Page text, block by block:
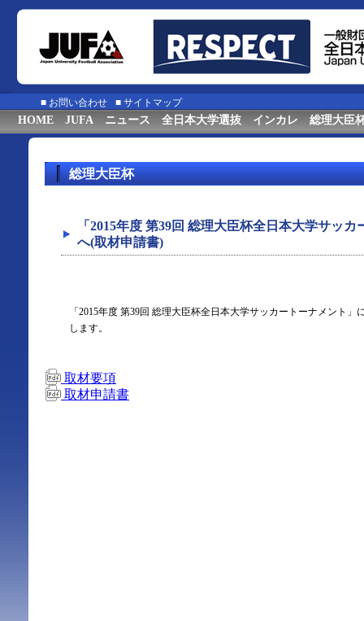
■ お問い合わせ ■ サイトマップ
HOME JUFA ニュース 全日本大学選抜 インカレ 総理大臣
総理大臣杯
「2015年度 第39回 総理大臣杯全日本大学サッ
へ(取材申請書)
「2015年度 第39回 総理大臣杯全日本大学サッカートーナメント
します。
取材要項
取材申請書